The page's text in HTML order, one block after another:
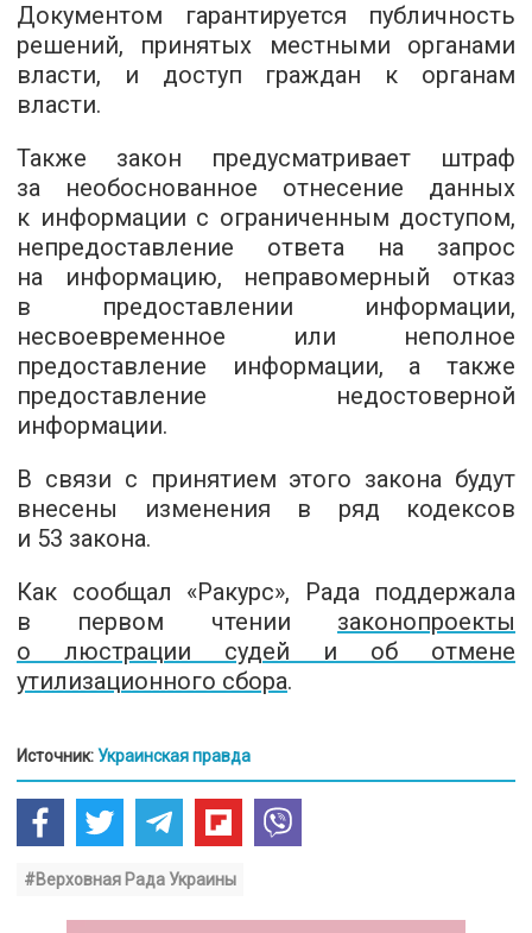
Документом гарантируется публичность
решений, принятых местными органами
власти, и доступ граждан к органам
власти.
Также закон предусматривает штраф
за необоснованное отнесение данных
к информации с ограниченным доступом,
непредоставление ответа на запрос
на информацию, неправомерный отказ
в предоставлении информации,
несвоевременное или неполное
предоставление информации, а также
предоставление недостоверной
информации.
В связи с принятием этого закона будут
внесены изменения в ряд кодексов
и 53 закона.
Как сообщал «Ракурс», Рада поддержала
в первом чтении законопроекты
о люстрации судей и об отмене
утилизационного сбора.
Источник: Украинская правда
#Верховная Рада Украины